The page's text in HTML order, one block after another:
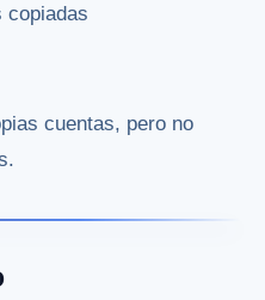
copiadas
cuentas, pero no